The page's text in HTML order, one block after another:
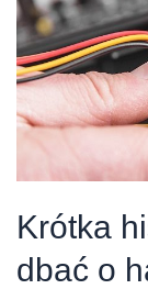
Krótka
dbać o